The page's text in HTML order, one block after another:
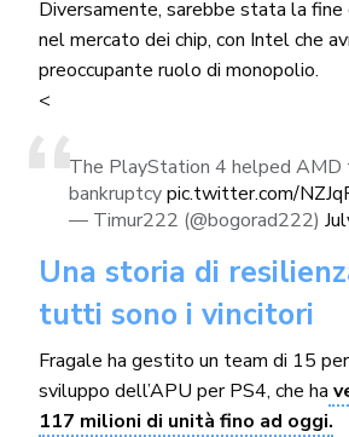
Diversamente, sarebbe stata la fine
nel mercato dei chip, con Intel che
preoccupante ruolo di monopolio.
<
The PlayStation 4 helped AMD
bankruptcypic.twitter.com/
— Timur222 (@bogorad222)
Una storia di
tutti sono i vincitori
Fragale ha gestito un team di 15
sviluppo dell’APU per PS4, che ha
117 milioni di unità fino ad oggi.